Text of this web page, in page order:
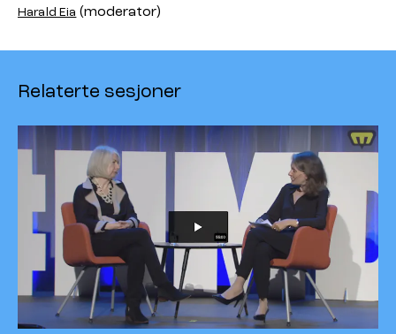
Harald Eia (moderator)
Relaterte sesjoner